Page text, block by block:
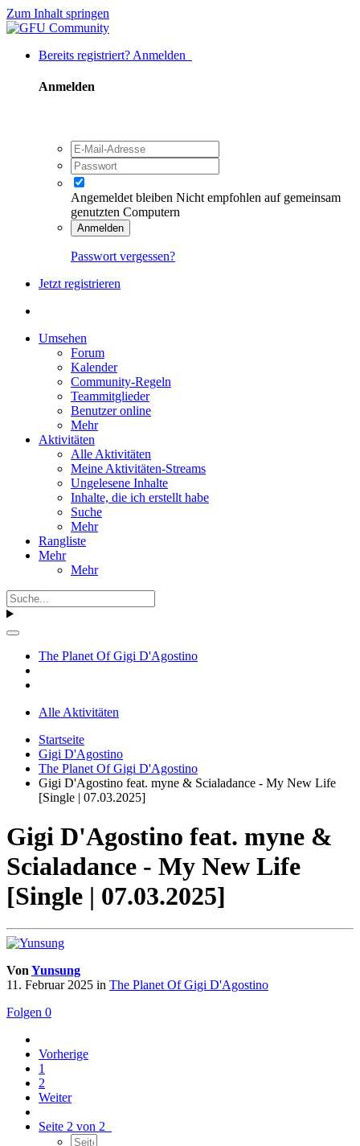
Zum Inhalt springen
Bereits registriert? Anmelden
Anmelden
Angemeldet bleiben Nicht empfohlen auf gemeinsam
genutzten Computern
Anmelden
Passwort vergessen?
Jetzt registrieren
Umsehen
Forum
Kalender
Community-Regeln
Teammitglieder
Benutzer online
Mehr
Aktivitäten
Alle Aktivitäten
Meine Aktivitäten-Streams
Ungelesene Inhalte
Inhalte, die ich erstellt habe
Suche
Mehr
Rangliste
Mehr
Mehr
The Planet Of Gigi D'Agostino
Alle Aktivitäten
Startseite
Gigi D'Agostino
The Planet Of Gigi D'Agostino
Gigi D'Agostino feat. myne & Scialadance - My New Life
[Single | 07.03.2025]
Gigi D'Agostino feat. myne &
Scialadance - My New Life
[Single | 07.03.2025]
VonYunsung
11. Februar 2025 in The Planet Of Gigi D'Agostino
Folgen 0
Vorherige
1
2
Weiter
Seite 2 von 2